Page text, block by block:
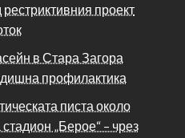
проект
в Стара Загора
профилактика
писта около
„Берое“ – чрез